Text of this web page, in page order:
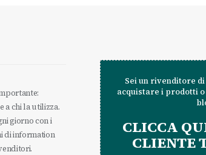
a chi la utilizza.
giorno con i
di information
Sei un rivenditore
acquistare i prodotti
CLICCA
CLIENTE